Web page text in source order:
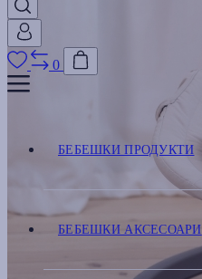
0
БЕБЕШКИ ПРОДУКТИ
БЕБЕШКИ АКСЕСОАРИ